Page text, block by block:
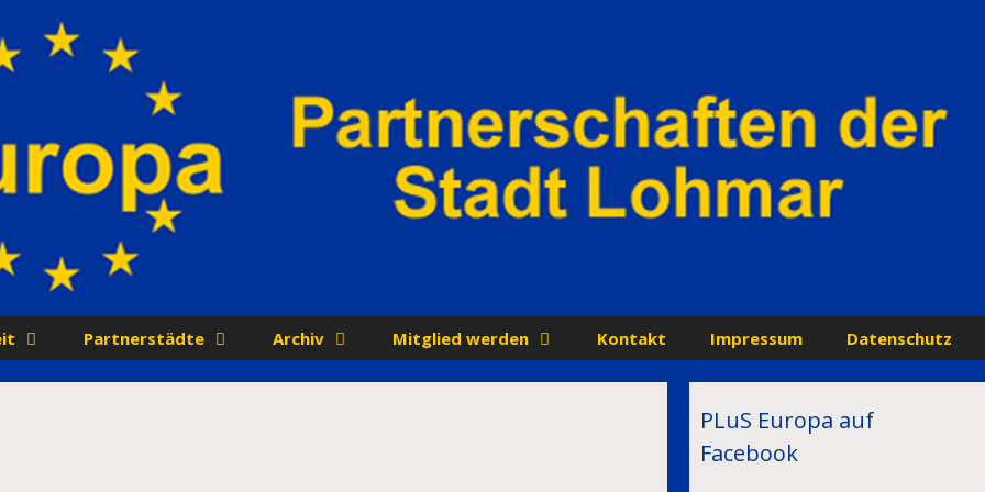
Partnerstädte Archiv Mitglied werden Kontakt Impressum Datenschutz
PLuS Europa auf
Facebook